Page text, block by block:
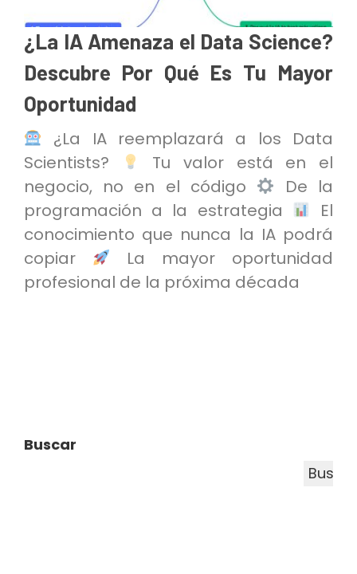
¿La IA Amenaza el Data Science?
Descubre Por Qué Es Tu Mayor
Oportunidad
¿La IA reemplazará a los Data
Scientists?
Tu valor está en el
negocio, no en el código
De la
programación a la estrategia
El
conocimiento que nunca la IA podrá
copiar
La mayor oportunidad
profesional de la próxima década
Buscar
Buscar